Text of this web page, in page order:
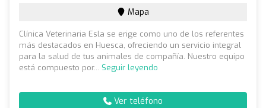
Mapa
Clínica Veterinaria Esla se erige como uno de los referentes
más destacados en Huesca, ofreciendo un servicio integral
para la salud de tus animales de compañía. Nuestro equipo
está compuesto por... Seguir leyendo
Ver teléfono